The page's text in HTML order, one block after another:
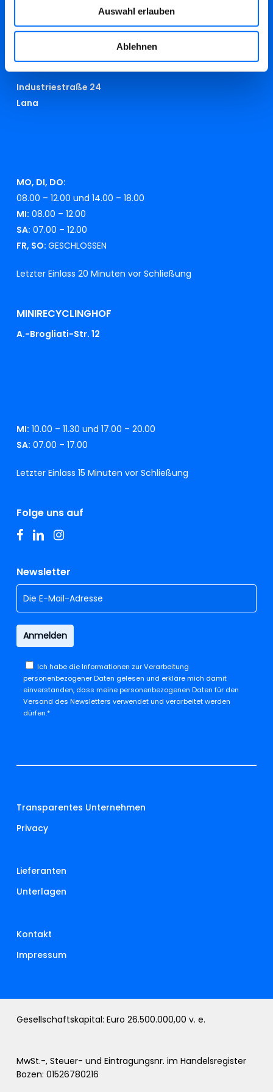
Auswahl erlauben
Ablehnen
beschwerden@swmeran.it
RECYCLINGHOF
Industriestraße 24
Lana
MO, DI, DO:
08.00 – 12.00 und 14.00 – 18.00
MI: 08.00 – 12.00
SA: 07.00 – 12.00
FR, SO: GESCHLOSSEN
Letzter Einlass 20 Minuten vor Schließung
MINIRECYCLINGHOF
A.-Brogliati-Str. 12
MI: 10.00 – 11.30 und 17.00 – 20.00
SA: 07.00 – 17.00
Letzter Einlass 15 Minuten vor Schließung
Folge uns auf
facebook
linkedininstagram
Newsletter
Ich habe dieInformationen zur Verarbeitung
personenbezogener Daten gelesen und erkläre mich damit
einverstanden, dass meine personenbezogenen Daten für den
Versand des Newsletters verwendet und verarbeitet werden
dürfen.*
Transparentes Unternehmen
Privacy
Lieferanten
Unterlagen
Kontakt
Impressum
Gesellschaftskapital: Euro 26.500.000,00 v. e.
MwSt.-, Steuer- und Eintragungsnr. im Handelsregister
Bozen: 01526780216